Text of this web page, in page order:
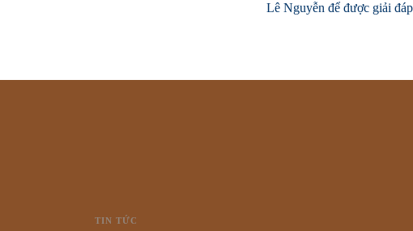
Lê Nguyễn để được giải
TIN TỨC